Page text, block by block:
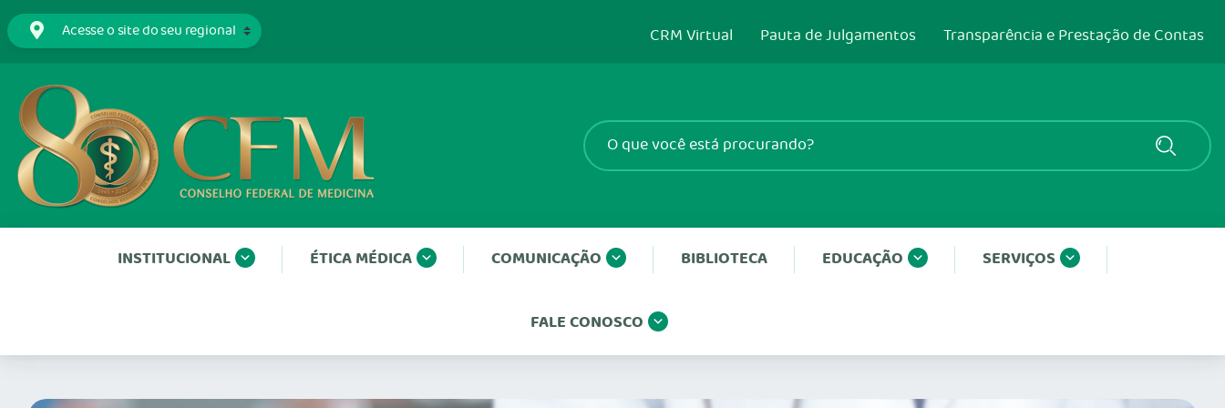
CRM Virtual Pauta de Julgamentos Transparência e Prestação de Contas
INSTITUCIONAL ÉTICA MÉDICA COMUNICAÇÃO BIBLIOTECA EDUCAÇÃO SERVIÇOS
FALE CONOSCO